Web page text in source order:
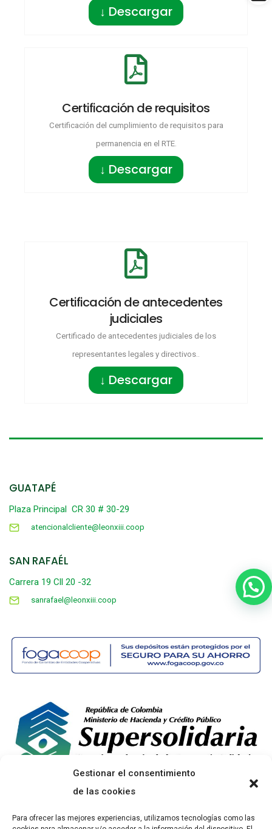
Gestionar el consentimiento
de las cookies
Para ofrecer las mejores experiencias, utilizamos tecnologías como las
↓ Descargar
Certificación de requisitos
Certificación del cumplimiento de requisitos para
permanencia en el RTE.
↓ Descargar
Certificación de antecedentes
judiciales
Certificado de antecedentes judiciales de los
representantes legales y directivos..
↓ Descargar
GUATAPÉ
Plaza Principal CR 30 # 30-29
atencionalcliente@leonxiii.coop
SAN RAFAÉL
Carrera 19 Cll 20 -32
sanrafael@leonxiii.coop